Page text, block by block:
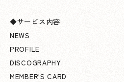
◆サービス内容
NEWS
PROFILE
DISCOGRAPHY
MEMBER'S CARD